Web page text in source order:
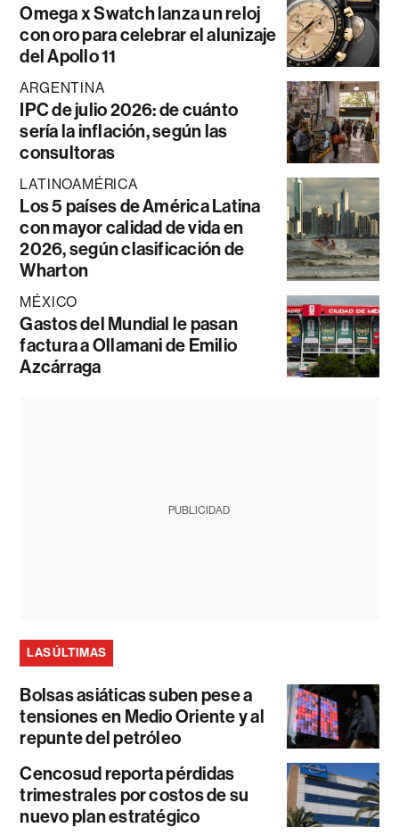
Omega x Swatch lanza un reloj
con oro para celebrar el alunizaje
del Apollo 11
ARGENTINA
IPC de julio 2026: de cuánto
sería la inflación, según las
consultoras
LATINOAMÉRICA
Los 5 países de América Latina
con mayor calidad de vida en
2026, según clasificación de
Wharton
MÉXICO
Gastos del Mundial le pasan
factura a Ollamani de Emilio
Azcárraga
PUBLICIDAD
LAS ÚLTIMAS
Bolsas asiáticas suben pese a
tensiones en Medio Oriente y al
repunte del petróleo
Cencosud reporta pérdidas
trimestrales por costos de su
nuevo plan estratégico